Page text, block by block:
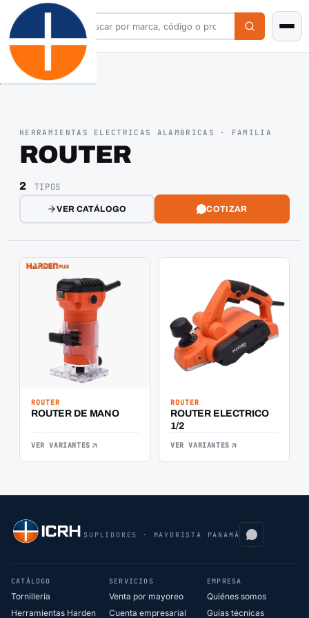
HERRAMIENTAS ELECTRICAS ALAMBRICAS · FAMILIA
ROUTER
2 TIPOS
VER CATÁLOGO COTIZAR
ROUTER
ROUTER DE MANO
VER VARIANTES
ROUTER
ROUTER ELECTRICO
1/2
VER VARIANTES
SUPLIDORES · MAYORISTA PANAMÁ
CATÁLOGO
Tornillería
Herramientas Harden
SERVICIOS
Venta por mayoreo
Cuenta empresarial
EMPRESA
Quiénes somos
Guías técnicas